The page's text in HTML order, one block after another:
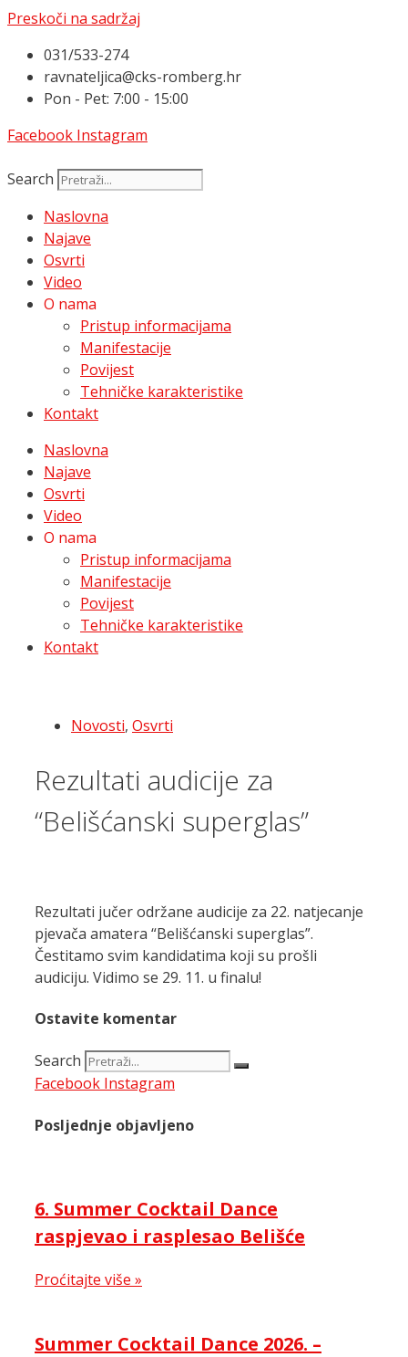
Preskoči na sadržaj
031/533-274
ravnateljica@cks-romberg.hr
Pon - Pet: 7:00 - 15:00
Facebook Instagram
Search
Naslovna
Najave
Osvrti
Video
O nama
Pristup informacijama
Manifestacije
Povijest
Tehničke karakteristike
Kontakt
Naslovna
Najave
Osvrti
Video
O nama
Pristup informacijama
Manifestacije
Povijest
Tehničke karakteristike
Kontakt
Novosti, Osvrti
Rezultati audicije za
“Belišćanski superglas”
Rezultati jučer održane audicije za 22. natjecanje
pjevača amatera “Belišćanski superglas”.
Čestitamo svim kandidatima koji su prošli
audiciju. Vidimo se 29. 11. u finalu!
Ostavite komentar
Search
Facebook Instagram
Posljednje objavljeno
6. Summer Cocktail Dance
raspjevao i rasplesao Belišće
Proćitajte više »
Summer Cocktail Dance 2026. –